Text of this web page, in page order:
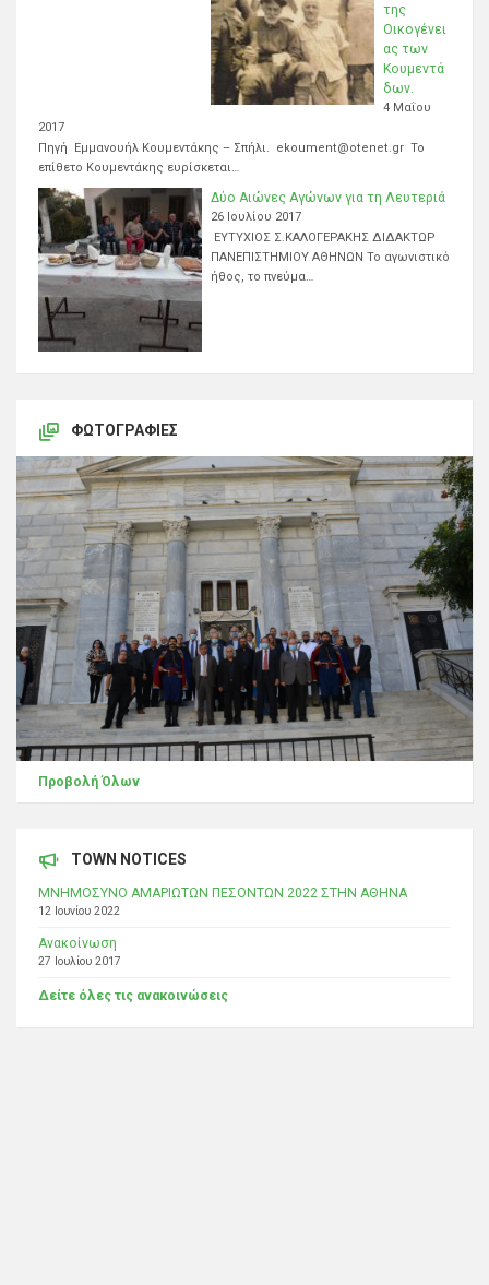
της
Οικογένει
ας των
Κουμεντά
δων.
4 Μαΐου
2017
Πηγή Εμμανουήλ Κουμεντάκης – Σπήλι. ekoument@otenet.gr Το
επίθετο Κουμεντάκης ευρίσκεται…
Δύο Αιώνες Αγώνων για τη Λευτεριά
26 Ιουλίου 2017
ΕΥΤΥΧΙΟΣ Σ.ΚΑΛΟΓΕΡΑΚΗΣ ΔΙΔΑΚΤΩΡ
ΠΑΝΕΠΙΣΤΗΜΙΟΥ ΑΘΗΝΩΝ Το αγωνιστικό
ήθος, το πνεύμα…
ΦΩΤΟΓΡΑΦΊΕΣ
Προβολή Όλων
TOWN NOTICES
ΜΝΗΜΟΣΥΝΟ ΑΜΑΡΙΩΤΩΝ ΠΕΣΟΝΤΩΝ 2022 ΣΤΗΝ ΑΘΗΝΑ
12 Ιουνίου 2022
Ανακοίνωση
27 Ιουλίου 2017
Δείτε όλες τις ανακοινώσεις